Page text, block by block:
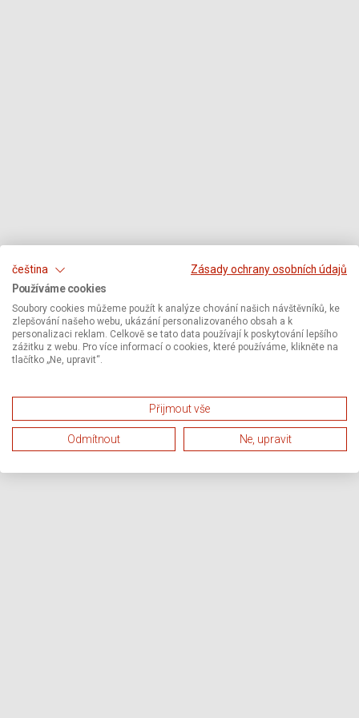
čeština
Zásady ochrany osobních údajů
Používáme cookies
Soubory cookies můžeme použít k analýze chování našich návštěvníků, ke
zlepšování našeho webu, ukázání personalizovaného obsah a k
personalizaci reklam. Celkově se tato data používají k poskytování lepšího
zážitku z webu. Pro více informací o cookies, které používáme, klikněte na
tlačítko „Ne, upravit“.
Přijmout vše
Odmítnout Ne, upravit